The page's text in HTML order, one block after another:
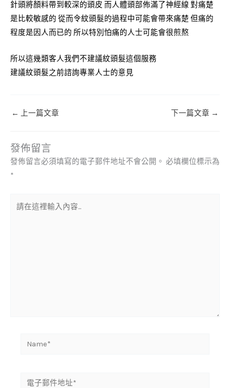
針頭將顏料帶到較深的頭皮 而人體頭部佈滿了神經線 對痛楚
是比較敏感的 從而令紋頭髮的過程中可能會帶來痛楚 但痛的
程度是因人而已的 所以特別怕痛的人士可能會很煎熬
所以這幾類客人我們不建議紋頭髮這個服務
建議紋頭髮之前諮詢專業人士的意見
← 上一篇文章 下一篇文章 →
發佈留言
發佈留言必須填寫的電子郵件地址不會公開。 必填欄位標示為
*
Name*
電